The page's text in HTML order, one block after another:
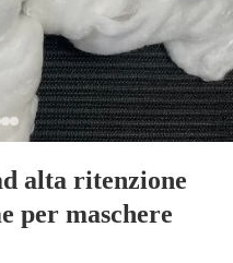
alta ritenzione
per maschere